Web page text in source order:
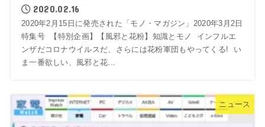
2020.02.16
2020年2月15日に発売された「モノ・マガジン」2020年3月2日
特集号 【特別企画】【風邪と花粉】知識とモノ インフルエ
ンザだコロナウイルスだ、さらには花粉軍団もやってくる! い
ま一番欲しい、風邪と花...
ニュース